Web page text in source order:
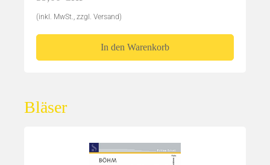
(inkl. MwSt., zzgl. Versand)
In den Warenkorb
Bläser